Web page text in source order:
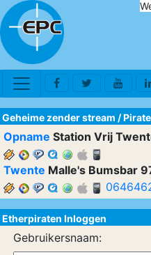
Geheime zender stream /
Opname Station Vrij
Twente Malle's Bumsbar
Etherpiraten Inloggen
Gebruikersnaam: